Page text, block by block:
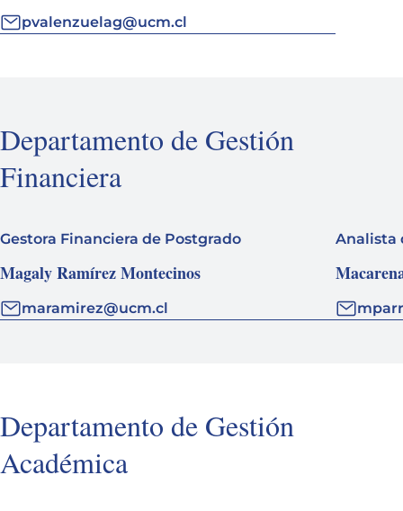
pvalenzuelag@ucm.cl
Departamento de Gestión
Financiera
Gestora Financiera de Postgrado
Magaly Ramírez Montecinos
maramirez@ucm.cl
Analista
Departamento de Gestión
Académica